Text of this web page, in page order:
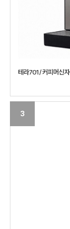
테라701 / 커피머신
3